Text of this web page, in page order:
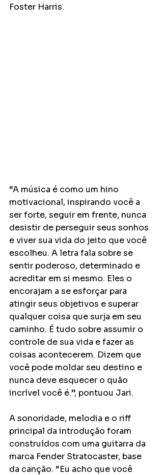
Foster Harris.
“A música é como um hino
motivacional, inspirando você a
ser forte, seguir em frente, nunca
desistir de perseguir seus sonhos
e viver sua vida do jeito que você
escolheu. A letra fala sobre se
sentir poderoso, determinado e
acreditar em si mesmo. Eles o
encorajam a se esforçar para
atingir seus objetivos e superar
qualquer coisa que surja em seu
caminho. É tudo sobre assumir o
controle de sua vida e fazer as
coisas acontecerem. Dizem que
você pode moldar seu destino e
nunca deve esquecer o quão
incrível você é.”, pontuou Jari.
A sonoridade, melodia e o riff
principal da introdução foram
construídos com uma guitarra da
marca Fender Stratocaster, base
da canção. “Eu acho que você